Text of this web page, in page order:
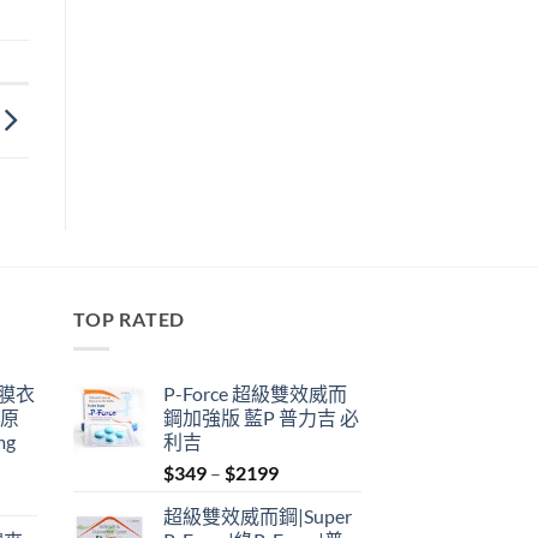
衣
TOP RATED
P-Force 超級雙效威而
鋼加強版 藍P 普力吉 必
利吉
$349 – $2199Price
$349
超級雙效威而鋼|Super